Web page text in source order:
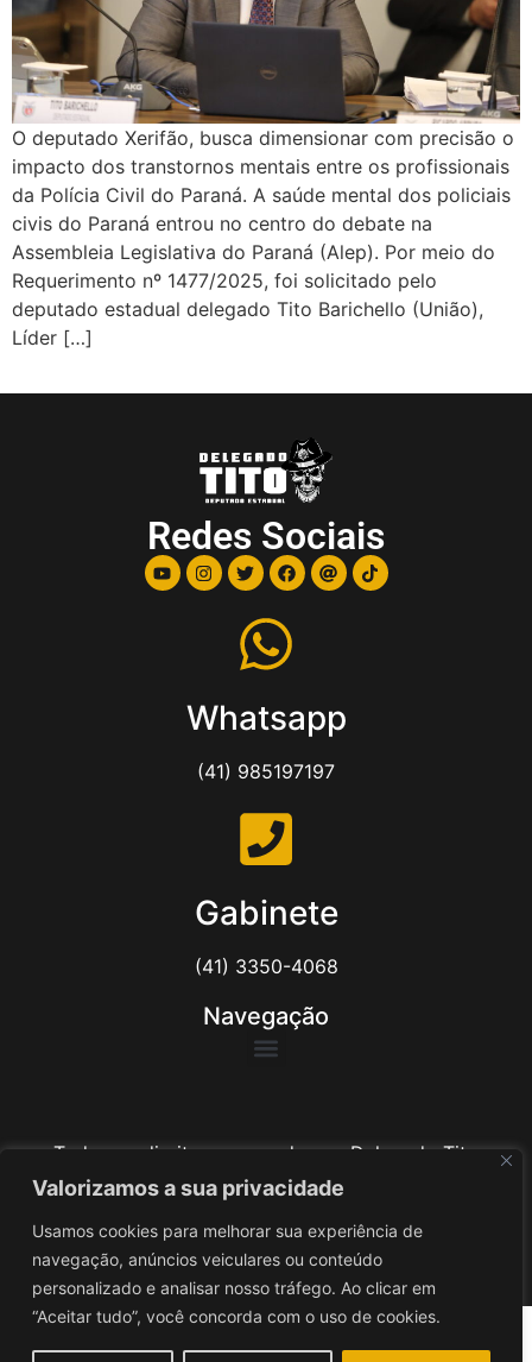
Valorizamos a sua privacidade
Usamos cookies para melhorar sua experiência de
navegação, anúncios veiculares ou conteúdo
personalizado e analisar nosso tráfego. Ao clicar em
“Aceitar tudo”, você concorda com o uso de cookies.
O deputado Xerifão, busca dimensionar com precisão o
impacto dos transtornos mentais entre os profissionais
da Polícia Civil do Paraná. A saúde mental dos policiais
civis do Paraná entrou no centro do debate na
Assembleia Legislativa do Paraná (Alep). Por meio do
Requerimento nº 1477/2025, foi solicitado pelo
deputado estadual delegado Tito Barichello (União),
Líder […]
Redes Sociais
Whatsapp
(41) 985197197
Gabinete
(41) 3350-4068
Navegação
Todos os direitos reservados ao Delegado Tito
Barichello
Desenvolvido poriv3